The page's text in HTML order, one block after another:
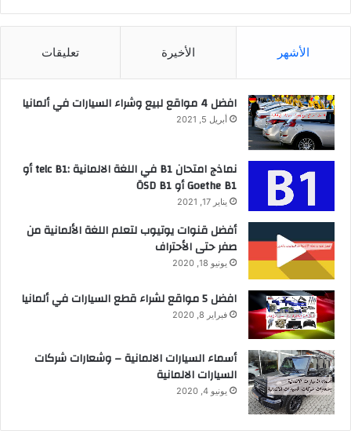
الأشهر الأخيرة تعليقات
افضل 4 مواقع لبيع وشراء السيارات في ألمانيا
أبريل 5, 2021
نماذج امتحان B1 في اللغة الالمانية :telc B1 أو
Goethe B1 أو ÖSD B1
يناير 17, 2021
أفضل قنوات يوتيوب لتعلم اللغة الألمانية من
صفر حتى الأحتراف
يونيو 18, 2020
افضل 5 مواقع لشراء قطع السيارات في ألمانيا
فبراير 8, 2020
أسماء السيارات الالمانية – وشعارات شركات
السيارات الالمانية
يونيو 4, 2020